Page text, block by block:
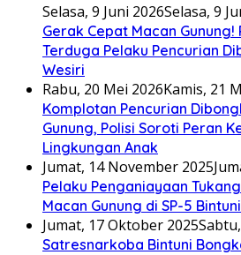
Selasa, 9 Juni 2026Selasa, 9
Gerak Cepat Macan Gunung!
Terduga Pelaku Pencurian
Wesiri
Rabu, 20 Mei 2026Kamis, 21
Komplotan Pencurian
Gunung, Polisi Soroti Peran
Lingkungan Anak
Jumat, 14 November 2025
Pelaku Penganiayaan
Macan Gunung di SP-5
Jumat, 17 Oktober 2025
Satresnarkoba Bintuni